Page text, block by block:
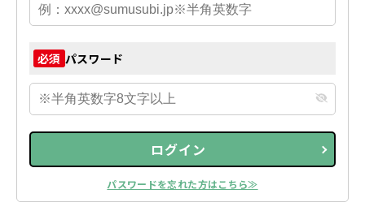
必須 パスワード
ログイン
パスワードを忘れた方はこちら≫